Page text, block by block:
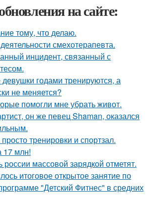
на сайте:
тому, что делаю.
смехотерапевта.
инцидент, связанный с
годами тренируются, а
не меняется?
помогли мне убрать живот.
он же певец Shaman, оказался
тренировки и спортзал.
17 млн!
россии массовой зарядкой отметят.
итоговое открытое занятие по
"Детский Фитнес" в средних